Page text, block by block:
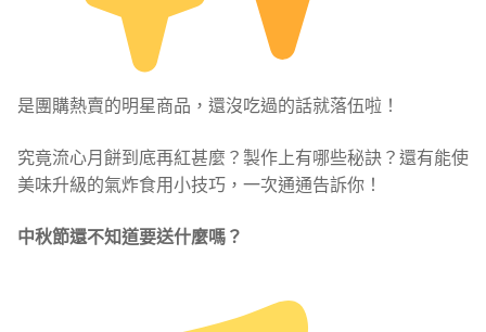
是團購熱賣的明星商品，還沒吃過的話就落伍啦！
究竟流心月餅到底再紅甚麼？製作上有哪些秘訣？還有能使
美味升級的氣炸食用小技巧，一次通通告訴你！
中秋節還不知道要送什麼嗎？